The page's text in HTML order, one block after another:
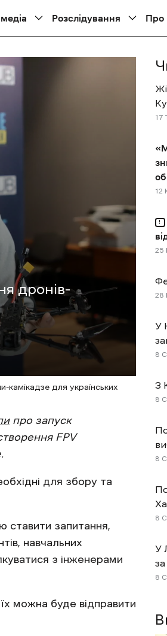
Розслідування Про
дронів-
для українських
про запуск
FPV
для збору та
ставити запитання,
навчальних
з інженерами
їх можна буде відправити
17
12
25
28
У
8
З
8
8
8
У
8